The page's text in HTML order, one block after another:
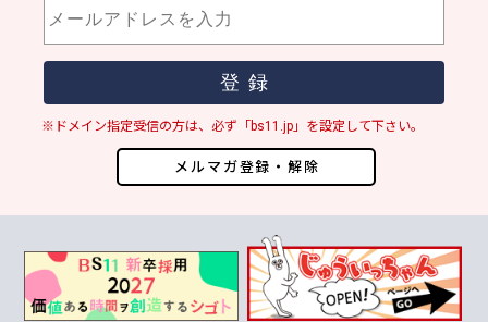
メルマガ登録・解除
※ドメイン指定受信の方は、必ず「bs11.jp」を設定して下さい。